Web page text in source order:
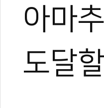
아마
도달